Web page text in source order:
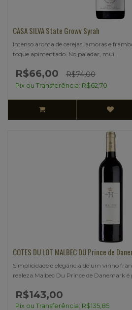
CASA SILVA State Growv Syrah
Intenso aroma de cerejas, amoras e
toque apimentado. No paladar, mui..
R$66,00 R$74,00
Pix ou Transferência: R$62,70
COTES DU LOT MALBEC DU Prince de
Simplicidade e elegância de um vinho
realeza.Malbec Du Prince de Danemark é
R$143,00
Pix ou Transferência: R$135,85